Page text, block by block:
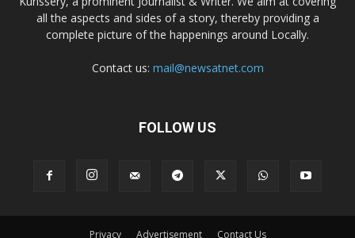
all the aspects and sides of a story, thereby providing a
complete picture of the happenings around Locally.
Contact us: mail@newsatnet.com
FOLLOW US
Privacy Advertisement Contact Us